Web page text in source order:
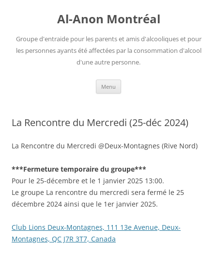
Al-Anon Montréal
Groupe d'entraide pour les parents et amis d'alcooliques et pour
les personnes ayants été affectées par la consommation d'alcool
d'une autre personne.
Menu
La Rencontre du Mercredi (25-déc 2024)
La Rencontre du Mercredi @Deux-Montagnes (Rive Nord)
***Fermeture temporaire du groupe***
Pour le 25-décembre et le 1 janvier 2025 13:00.
Le groupe La rencontre du mercredi sera fermé le 25
décembre 2024 ainsi que le 1er janvier 2025.
Club Lions Deux-Montagnes, 111 13e Avenue, Deux-
Montagnes, QC J7R 3T7, Canada